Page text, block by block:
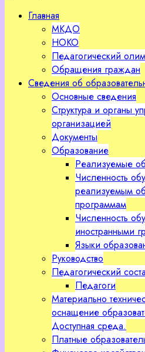
Главная
МКДО
НОКО
Педагогический
Обращения граждан
Сведения об
Основные сведения
Структура и органы
организацией
Документы
Образование
Реализуемые
Численность
реализуемым
программам
Численность
иностранными
Языки
Руководство
Педагогический
Педагоги
Материально
оснащение
Доступная среда.
Платные